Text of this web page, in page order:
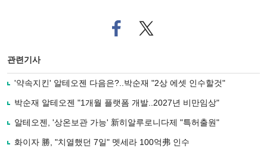
페
이
로
기
사
유
기
트위
터로
관련기사
'약속지킨' 알테오젠 다음은?..박순재 "2상 에셋 인수할것"
박순재 알테오젠 "1개월 플랫폼 개발..2027년 비만임상"
알테오젠, '상온보관 가능' 新히알루로니다제 "특허출원"
화이자 勝, "치열했던 7일" 멧세라 100억弗 인수